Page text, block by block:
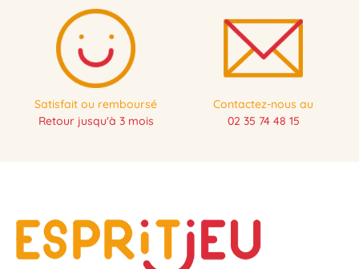
Satisfait ou remboursé
Retour jusqu'à 3 mois
Contactez-nous au
02 35 74 48 15